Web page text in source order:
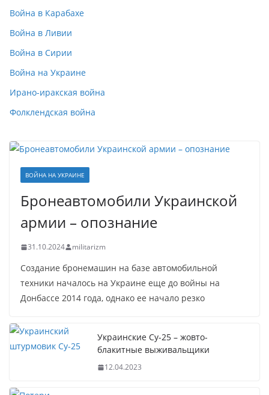
Война в Карабахе
Война в Ливии
Война в Сирии
Война на Украине
Ирано-иракская война
Фолклендская война
ВОЙНА НА УКРАИНЕ
Бронеавтомобили Украинской
армии – опознание
31.10.2024 militarizm
Создание бронемашин на базе автомобильной
техники началось на Украине еще до войны на
Донбассе 2014 года, однако ее начало резко
Украинские Су-25 – жовто-
блакитные выживальщики
12.04.2023